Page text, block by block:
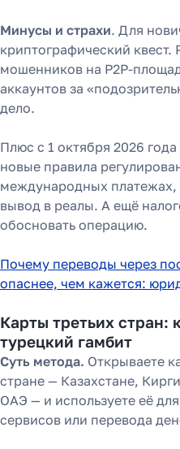
Минусы и страхи. Для
криптографический квест.
мошенников на P2P-
аккаунтов за
дело.
Плюс с 1 октября 2026
новые правила
международных
вывод в реалы. А ещё
обосновать операцию.
Почему переводы через
опаснее, чем кажется:
Карты третьих стран:
турецкий гамбит
Суть метода. Открываете
стране — Казахстане,
ОАЭ — и используете её
сервисов или перевода